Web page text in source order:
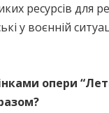
ресурсів для
у воєнній
опери